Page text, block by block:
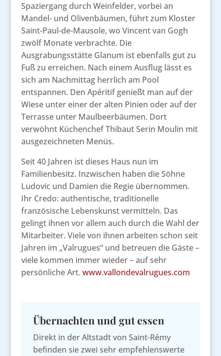
Spaziergang durch Weinfelder, vorbei an
Mandel- und Olivenbäumen, führt zum Kloster
Saint-Paul-de-Mausole, wo Vincent van Gogh
zwölf Monate verbrachte. Die
Ausgrabungsstätte Glanum ist ebenfalls gut zu
Fuß zu erreichen. Nach einem Ausflug lässt es
sich am Nachmittag herrlich am Pool
entspannen. Den Apéritif genießt man auf der
Wiese unter einer der alten Pinien oder auf der
Terrasse unter Maulbeerbäumen. Dort
verwöhnt Küchenchef Thibaut Serin Moulin mit
ausgezeichneten Menüs.
Seit 40 Jahren ist dieses Haus nun im
Familienbesitz. Inzwischen haben die Söhne
Ludovic und Damien die Regie übernommen.
Ihr Credo: authentische, traditionelle
französische Lebenskunst vermitteln. Das
gelingt ihnen vor allem auch durch die Wahl der
Mitarbeiter. Viele von ihnen arbeiten schon seit
Jahren im „Valrugues“ und betreuen die Gäste –
viele kommen immer wieder – auf sehr
persönliche Art. www.vallondevalrugues.com
Übernachten und gut essen
Direkt in der Altstadt von Saint-Rémy
befinden sie zwei sehr empfehlenswerte